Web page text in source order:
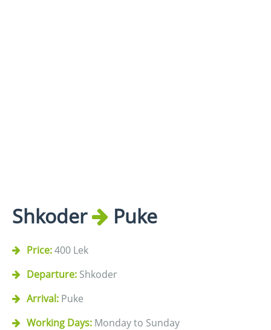
Shkoder Puke
Price:400 Lek
Departure: Shkoder
Arrival: Puke
Working Days: Monday to Sunday